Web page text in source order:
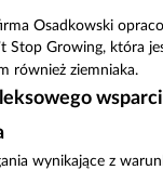
Osadkowski
Stop Growing, która
również ziemniaka.
wynikające z